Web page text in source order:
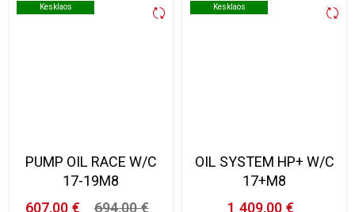
Kesklaos
Kesklaos
PUMP OIL RACE W/C
17-19M8
Kesklaos
Kesklaos
OIL SYSTEM HP+ W/C
17+M8